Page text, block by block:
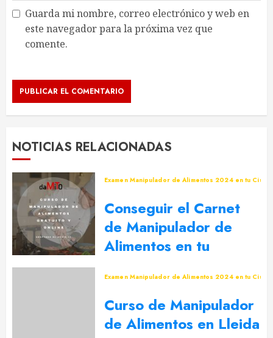
Guarda mi nombre, correo electrónico y web en
este navegador para la próxima vez que
comente.
NOTICIAS RELACIONADAS
Examen Manipulador de Alimentos 2024 en tu
Conseguir el Carnet
de Manipulador de
Alimentos en tu
Examen Manipulador de Alimentos 2024 en tu
Curso de Manipulador
de Alimentos en Lleida